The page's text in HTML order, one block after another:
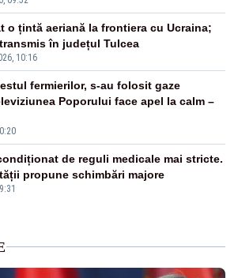
10:16
o țintă aeriană la frontiera cu Ucraina;
în județul Tulcea
fermierilor, s-au folosit gaze
Poporului face apel la calm –
de reguli medicale mai stricte.
propune schimbări majore